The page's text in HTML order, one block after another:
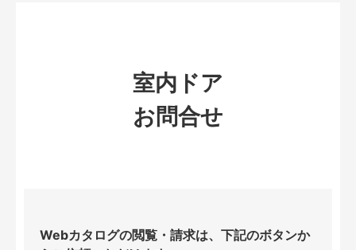
室内ドア
お問合せ
Webカタログの閲覧・請求は、下記のボタンか